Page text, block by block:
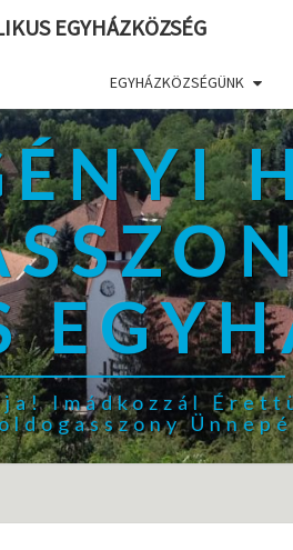
EGYHÁZKÖZSÉG
EGYHÁZKÖZSÉGÜNK
Imádkozzál